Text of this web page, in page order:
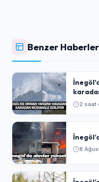
Benzer Haberler
2 saat
8